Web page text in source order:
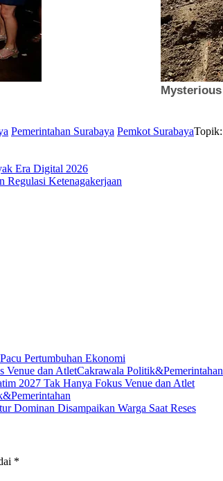
Pemerintahan Surabaya Pemkot SurabayaTopik:
Regulasi Ketenagakerjaan
Pertumbuhan Ekonomi
Cakrawala Politik&Pemerintahan
2027 Tak Hanya Fokus Venue dan Atlet
Dominan Disampaikan Warga Saat Reses
*